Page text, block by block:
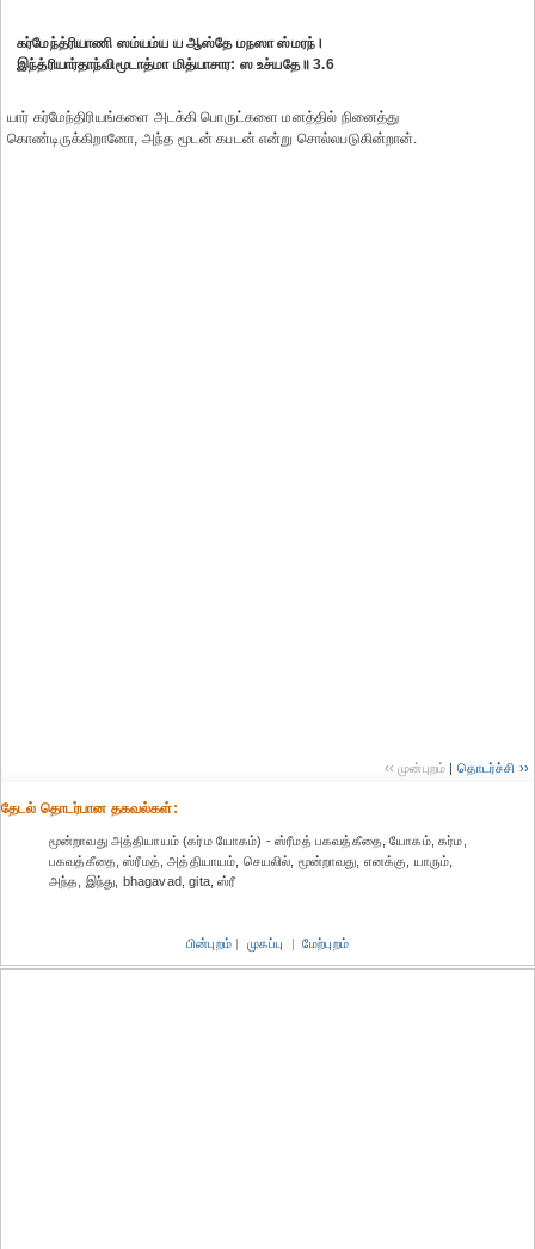
கர்மேந்த்ரியாணி ஸம்யம்ய ய ஆஸ்தே மநஸா ஸ்மரந்।
இந்த்ரியார்தாந்விமூடாத்மா மித்யாசார: ஸ உச்யதே॥ 3.6
யார் கர்மேந்திரியங்களை அடக்கி பொருட்களை மனத்தில் நினைத்து
கொண்டிருக்கிறானோ, அந்த மூடன் கபடன் என்று சொல்லபடுகின்றான்.
‹‹ முன்புறம் | தொடர்ச்சி ››
தேட‌ல் தொட‌ர்பான தகவ‌ல்க‌ள்:
மூன்றாவது அத்தியாயம் (கர்ம யோகம்) - ஸ்ரீமத் பகவத்கீதை, யோகம், கர்ம,
பகவத்கீதை, ஸ்ரீமத், அத்தியாயம், செயலில், மூன்றாவது, எனக்கு, யாரும்,
அந்த, இந்து, bhagavad, gita, ஸ்ரீ
பின்புறம் | முகப்பு | மேற்புறம்